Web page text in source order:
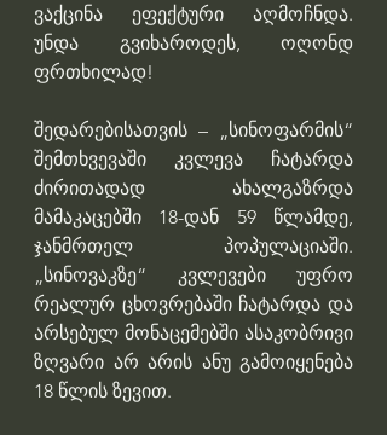
ვაქცინა ეფექტური აღმოჩნდა.
უნდა გვიხაროდეს, ოღონდ
ფრთხილად!
შედარებისათვის – „სინოფარმის“
შემთხვევაში კვლევა ჩატარდა
ძირითადად ახალგაზრდა
მამაკაცებში 18-დან 59 წლამდე,
ჯანმრთელ პოპულაციაში.
„სინოვაკზე“ კვლევები უფრო
რეალურ ცხოვრებაში ჩატარდა და
არსებულ მონაცემებში ასაკობრივი
ზღვარი არ არის ანუ გამოიყენება
18 წლის ზევით.